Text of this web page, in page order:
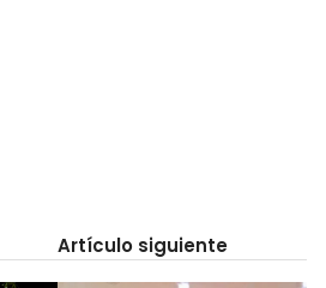
Artículo siguiente